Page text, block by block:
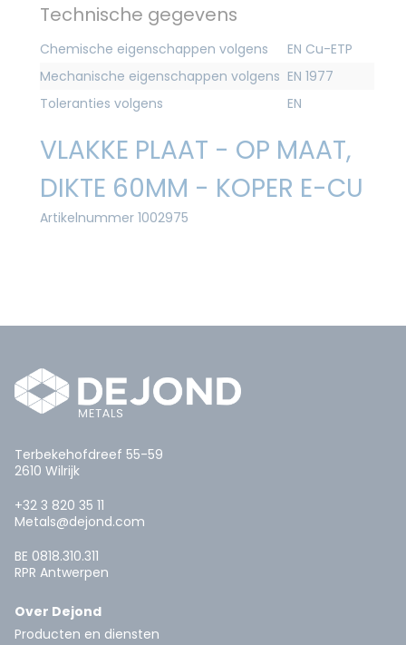
Technische gegevens
Chemische eigenschappen volgens
EN Cu-ETP
Mechanische eigenschappen volgens EN 1977
Toleranties volgens
EN
VLAKKE PLAAT - OP MAAT,
DIKTE 60MM - KOPER E-CU
Artikelnummer 1002975
Terbekehofdreef 55-59
2610 Wilrijk
+32 3 820 35 11
Metals@dejond.com
BE 0818.310.311
RPR Antwerpen
Over Dejond
Producten en diensten